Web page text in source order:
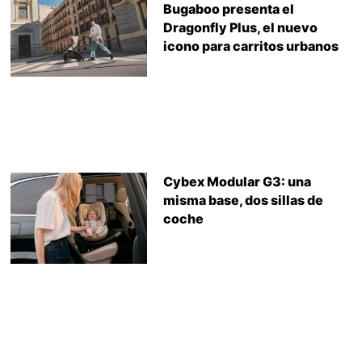
Bugaboo presenta el
Dragonfly Plus, el nuevo
icono para carritos urbanos
Cybex Modular G3: una
misma base, dos sillas de
coche